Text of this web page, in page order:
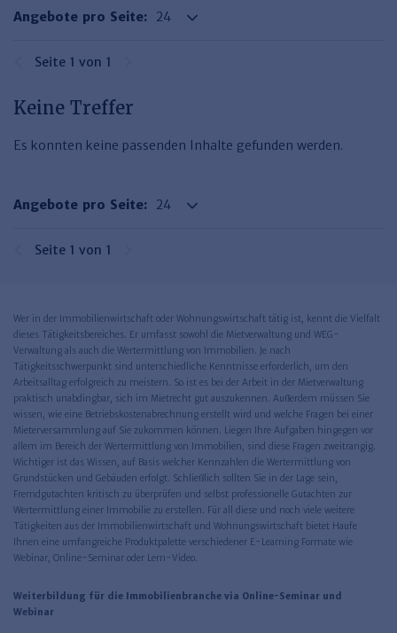
Haufe TVöD/TV-L Office
Angebote pro Seite:
Seite 1 von 1
Keine Treffer
Es konnten keine passenden Inhalte gefunden werden.
Angebote pro Seite:
Seite 1 von 1
Wer in der Immobilienwirtschaft oder Wohnungswirtschaft tätig ist, kennt die Vielfalt
dieses Tätigkeitsbereiches. Er umfasst sowohl die Mietverwaltung und WEG-
Verwaltung als auch die Wertermittlung von Immobilien. Je nach
Tätigkeitsschwerpunkt sind unterschiedliche Kenntnisse erforderlich, um den
Arbeitsalltag erfolgreich zu meistern. So ist es bei der Arbeit in der Mietverwaltung
praktisch unabdingbar, sich im Mietrecht gut auszukennen. Außerdem müssen Sie
wissen, wie eine Betriebskostenabrechnung erstellt wird und welche Fragen bei einer
Mieterversammlung auf Sie zukommen können. Liegen Ihre Aufgaben hingegen vor
allem im Bereich der Wertermittlung von Immobilien, sind diese Fragen zweitrangig.
Wichtiger ist das Wissen, auf Basis welcher Kennzahlen die Wertermittlung von
Grundstücken und Gebäuden erfolgt. Schließlich sollten Sie in der Lage sein,
Fremdgutachten kritisch zu überprüfen und selbst professionelle Gutachten zur
Wertermittlung einer Immobilie zu erstellen. Für all diese und noch viele weitere
Tätigkeiten aus der Immobilienwirtschaft und Wohnungswirtschaft bietet Haufe
Ihnen eine umfangreiche Produktpalette verschiedener E-Learning Formate wie
Webinar, Online-Seminar oder Lern-Video.
Weiterbildung für die Immobilienbranche via Online-Seminar und
Webinar